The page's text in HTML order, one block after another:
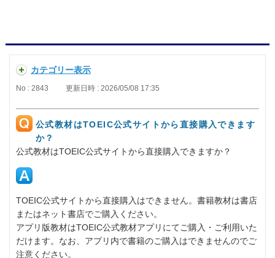
カテゴリー表示
No : 2843 更新日時 : 2026/05/08 17:35
公式教材はTOEIC公式サイトから直接購入できます
か？
公式教材はTOEIC公式サイトから直接購入できますか？
TOEIC公式サイトから直接購入はできません。書籍教材は書店
またはネット書店でご購入ください。
アプリ版教材はTOEIC公式教材アプリにてご購入・ご利用いた
だけます。なお、アプリ内で書籍のご購入はできませんのでご
注意ください。